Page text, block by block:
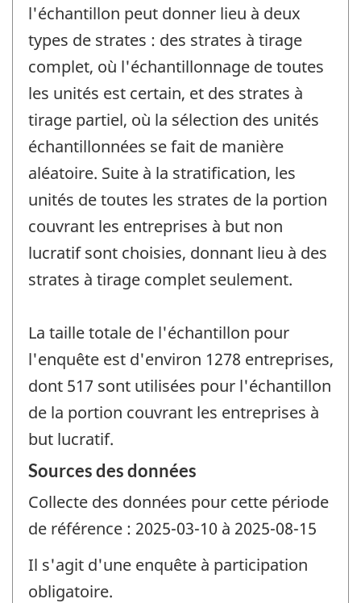
l'échantillon peut donner lieu à deux
types de strates : des strates à tirage
complet, où l'échantillonnage de toutes
les unités est certain, et des strates à
tirage partiel, où la sélection des unités
échantillonnées se fait de manière
aléatoire. Suite à la stratification, les
unités de toutes les strates de la portion
couvrant les entreprises à but non
lucratif sont choisies, donnant lieu à des
strates à tirage complet seulement.
La taille totale de l'échantillon pour
l'enquête est d'environ 1278 entreprises,
dont 517 sont utilisées pour l'échantillon
de la portion couvrant les entreprises à
but lucratif.
Sources des données
Collecte des données pour cette période
de référence : 2025-03-10 à 2025-08-15
Il s'agit d'une enquête à participation
obligatoire.